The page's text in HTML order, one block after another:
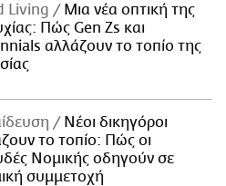
Living
Μια νέα οπτική της
Πώς Gen Zs και
αλλάζουν το τοπίο της
Νέοι δικηγόροι
το τοπίο: Πώς οι
Νομικής οδηγούν σε
συμμετοχή